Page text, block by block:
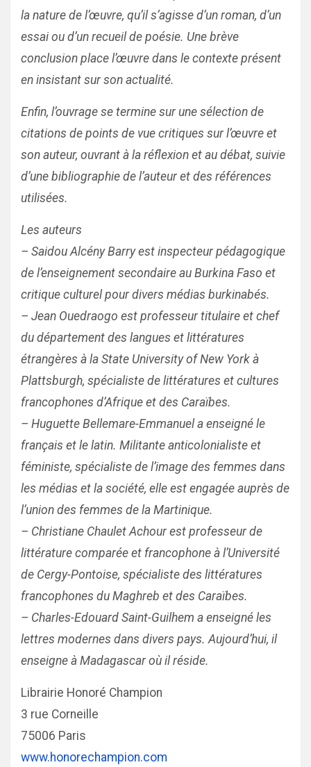
la nature de l’œuvre, qu’il s’agisse d’un roman, d’un
essai ou d’un recueil de poésie. Une brève
conclusion place l’œuvre dans le contexte présent
en insistant sur son actualité.
Enfin, l’ouvrage se termine sur une sélection de
citations de points de vue critiques sur l’œuvre et
son auteur, ouvrant à la réflexion et au débat, suivie
d’une bibliographie de l’auteur et des références
utilisées.
Les auteurs
– Saidou Alcény Barry est inspecteur pédagogique
de l’enseignement secondaire au Burkina Faso et
critique culturel pour divers médias burkinabés.
– Jean Ouedraogo est professeur titulaire et chef
du département des langues et littératures
étrangères à la State University of New York à
Plattsburgh, spécialiste de littératures et cultures
francophones d’Afrique et des Caraïbes.
– Huguette Bellemare-Emmanuel a enseigné le
français et le latin. Militante anticolonialiste et
féministe, spécialiste de l’image des femmes dans
les médias et la société, elle est engagée auprès de
l’union des femmes de la Martinique.
– Christiane Chaulet Achour est professeur de
littérature comparée et francophone à l’Université
de Cergy-Pontoise, spécialiste des littératures
francophones du Maghreb et des Caraïbes.
– Charles-Edouard Saint-Guilhem a enseigné les
lettres modernes dans divers pays. Aujourd’hui, il
enseigne à Madagascar où il réside.
Librairie Honoré Champion
3 rue Corneille
75006 Paris
www.honorechampion.com